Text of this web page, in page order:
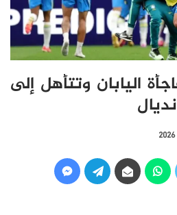
اليابان وتتأهل إلى